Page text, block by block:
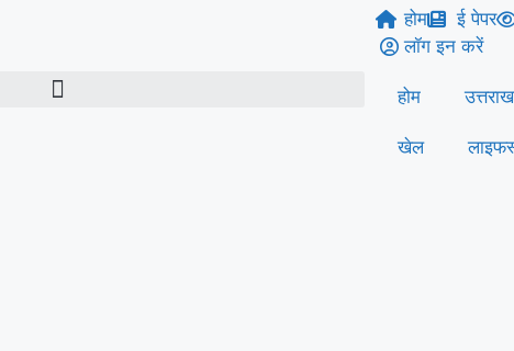
होम ई पेपर
लॉग इन करें
होम
खेल